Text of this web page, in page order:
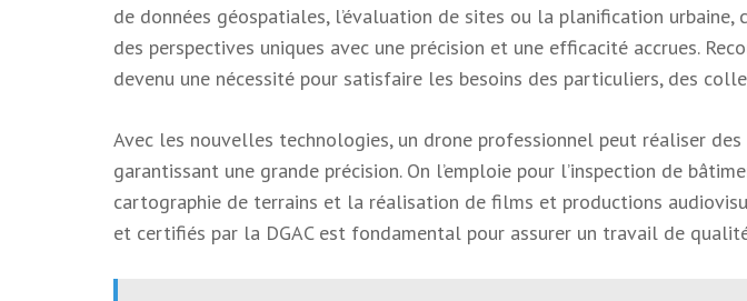
de données géospatiales, l’évaluation de sites ou la planification urbaine,
des perspectives uniques avec une précision et une efficacité accrues.
devenu une nécessité pour satisfaire les besoins des particuliers, des
Avec les nouvelles technologies, un drone professionnel peut réaliser
garantissant une grande précision. On l’emploie pour l’inspection de
cartographie de terrains et la réalisation de films et productions
et certifiés par la DGAC est fondamental pour assurer un travail de